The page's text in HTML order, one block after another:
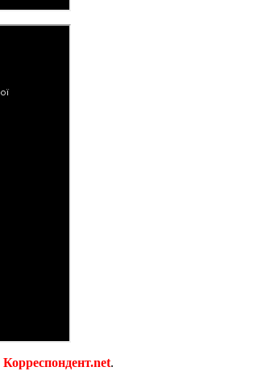
Корреспондент.net.